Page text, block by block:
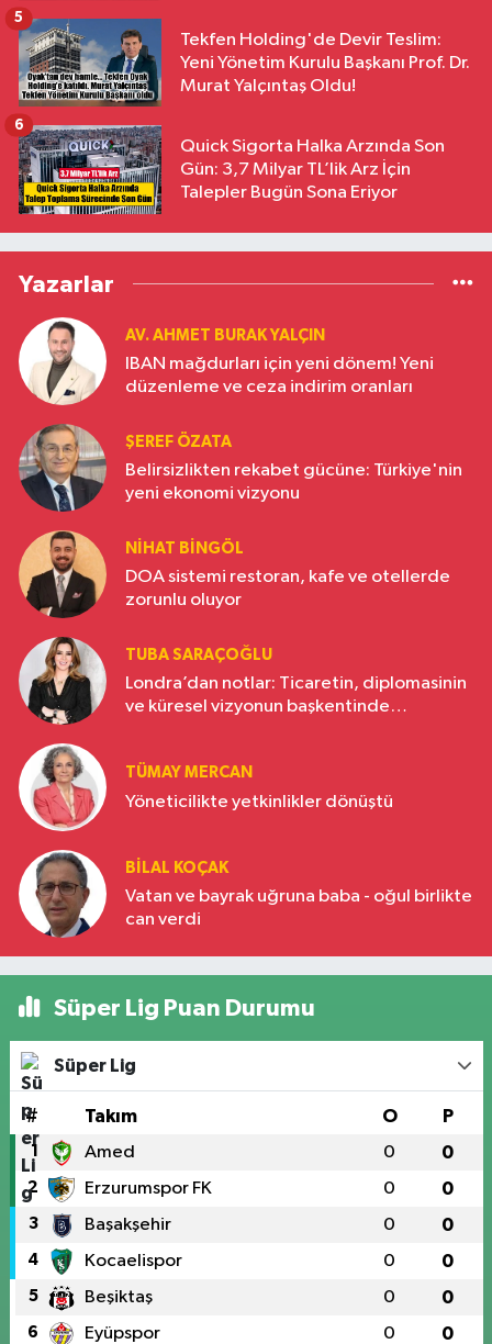
Tekfen Holding'de Devir Teslim:
Yeni Yönetim Kurulu Başkanı Prof. Dr.
Murat Yalçıntaş Oldu!
5
Quick Sigorta Halka Arzında Son
Gün: 3,7 Milyar TL’lik Arz İçin
Talepler Bugün Sona Eriyor
6
Yazarlar
AV. AHMET BURAK YALÇIN
IBAN mağdurları için yeni dönem! Yeni
düzenleme ve ceza indirim oranları
ŞEREF ÖZATA
Belirsizlikten rekabet gücüne: Türkiye'nin
yeni ekonomi vizyonu
NIHAT BINGÖL
DOA sistemi restoran, kafe ve otellerde
zorunlu oluyor
TUBA SARAÇOĞLU
Londra’dan notlar: Ticaretin, diplomasinin
ve küresel vizyonun başkentinde
TÜMAY MERCAN
Yöneticilikte yetkinlikler dönüştü
BILAL KOÇAK
Vatan ve bayrak uğruna baba - oğul birlikte
can verdi
Süper Lig Puan Durumu
Süper Lig
# Takım O P
1 Amed 0 0
2 Erzurumspor FK 0 0
3 Başakşehir 0 0
4 Kocaelispor 0 0
5 Beşiktaş 0 0
6 Eyüpspor 0 0